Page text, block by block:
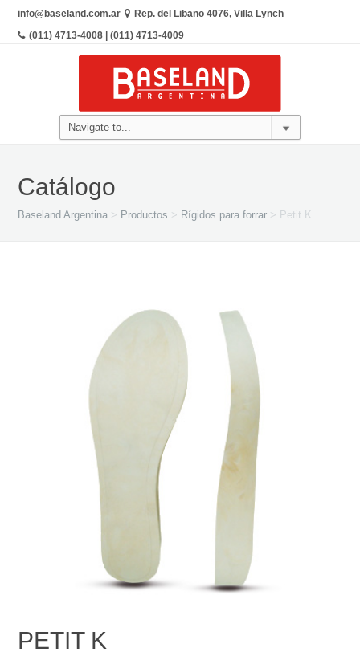
info@baseland.com.ar
Rep. del Libano 4076, Villa Lynch
(011) 4713-4008 | (011) 4713-4009
Catálogo
Baseland Argentina > Productos > Rígidos para forrar > Petit K
PETIT K